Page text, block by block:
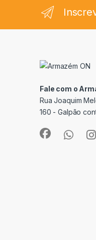
Fale com o
Rua Joaquim
160 - Galpão